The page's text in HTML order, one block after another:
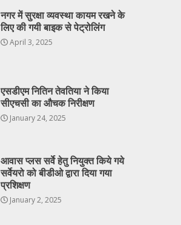
नगर में सुरक्षा व्यवस्था कायम रखने के
लिए की गयी बाइक से पेट्रोलिंग
April 3, 2025
एसडीएम नितिन तेवतिया ने किया
सीएचसी का औचक निरीक्षण
January 24, 2025
आवास प्लस सर्वे हेतु नियुक्त किये गये
सर्वेयरो को बीडीओ द्वारा दिया गया
प्रशिक्षण
January 2, 2025